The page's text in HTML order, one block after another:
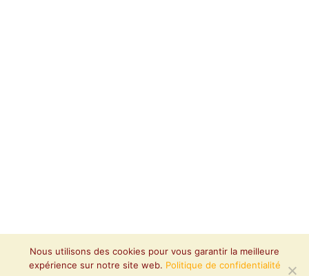
Nous utilisons des cookies pour vous garantir la meilleure
expérience sur notre site web. Politique de confidentialité